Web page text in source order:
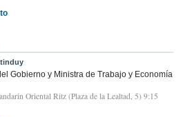
Gobierno y Ministra de Trabajo y Economía
Oriental Ritz (Plaza de la Lealtad, 5) 9:15